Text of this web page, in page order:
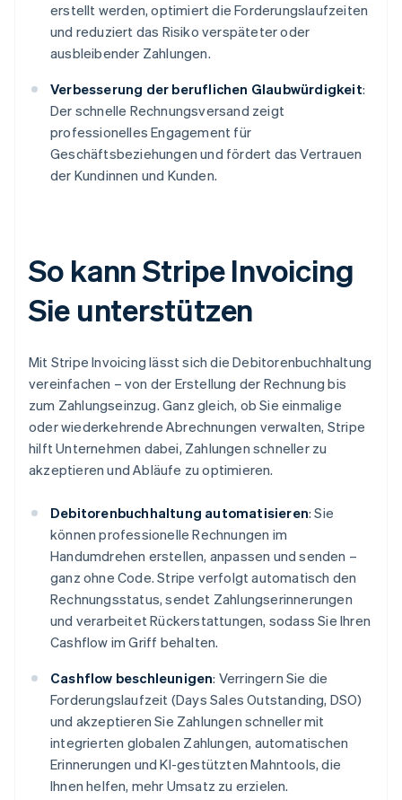
erstellt werden, optimiert die Forderungslaufzeiten
und reduziert das Risiko verspäteter oder
ausbleibender Zahlungen.
Verbesserung der beruflichen Glaubwürdigkeit:
Der schnelle Rechnungsversand zeigt
professionelles Engagement für
Geschäftsbeziehungen und fördert das Vertrauen
der Kundinnen und Kunden.
So kann Stripe Invoicing
Sie unterstützen
Mit Stripe Invoicing lässt sich die Debitorenbuchhaltung
vereinfachen – von der Erstellung der Rechnung bis
zum Zahlungseinzug. Ganz gleich, ob Sie einmalige
oder wiederkehrende Abrechnungen verwalten, Stripe
hilft Unternehmen dabei, Zahlungen schneller zu
akzeptieren und Abläufe zu optimieren.
Debitorenbuchhaltung automatisieren: Sie
können professionelle Rechnungen im
Handumdrehen erstellen, anpassen und senden –
ganz ohne Code. Stripe verfolgt automatisch den
Rechnungsstatus, sendet Zahlungserinnerungen
und verarbeitet Rückerstattungen, sodass Sie Ihren
Cashflow im Griff behalten.
Cashflow beschleunigen: Verringern Sie die
Forderungslaufzeit (Days Sales Outstanding, DSO)
und akzeptieren Sie Zahlungen schneller mit
integrierten globalen Zahlungen, automatischen
Erinnerungen und KI-gestützten Mahntools, die
Ihnen helfen, mehr Umsatz zu erzielen.